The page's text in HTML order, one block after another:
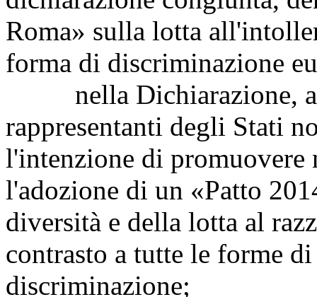
Roma» sulla lotta
forma di discriminazione
nella Dichiarazione,
rappresentanti degli Stati
l'intenzione di promuovere
l'adozione di un «Patto
diversità e della lotta al
contrasto a tutte le forme
discriminazione;